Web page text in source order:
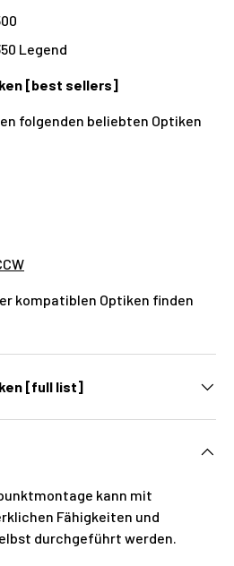
Legend
[best sellers]
folgenden beliebten Optiken
kompatiblen Optiken finden
[full list]
kann mit
Fähigkeiten und
durchgeführt werden.